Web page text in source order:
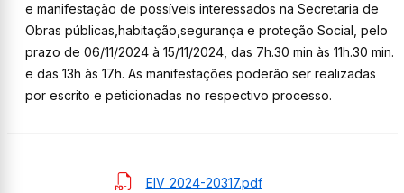
e manifestação de possíveis interessados na Secretaria de
Obras públicas,habitação,segurança e proteção Social, pelo
prazo de 06/11/2024 à 15/11/2024, das 7h.30 min às 11h.30 min.
e das 13h às 17h. As manifestações poderão ser realizadas
por escrito e peticionadas no respectivo processo.
EIV_2024-20317.pdf